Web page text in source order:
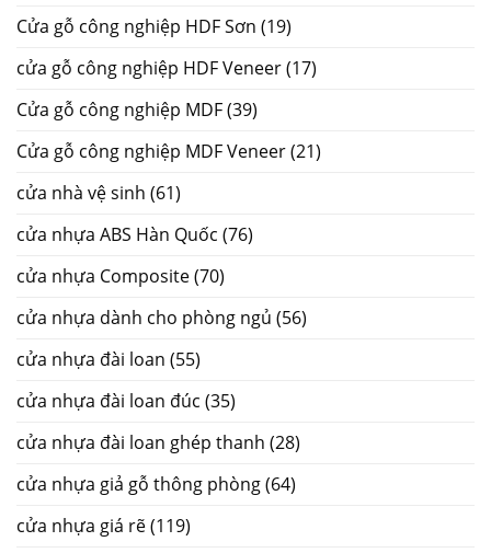
Cửa gỗ công nghiệp HDF Sơn (19)
cửa gỗ công nghiệp HDF Veneer(17)
Cửa gỗ công nghiệp MDF(39)
Cửa gỗ công nghiệp MDF Veneer(21)
cửa nhà vệ sinh (61)
cửa nhựa ABS Hàn Quốc (76)
cửa nhựa Composite(70)
cửa nhựa dành cho phòng ngủ (56)
cửa nhựa đài loan (55)
cửa nhựa đài loan đúc (35)
cửa nhựa đài loan ghép thanh (28)
cửa nhựa giả gỗ thông phòng(64)
cửa nhựa giá rẽ(119)